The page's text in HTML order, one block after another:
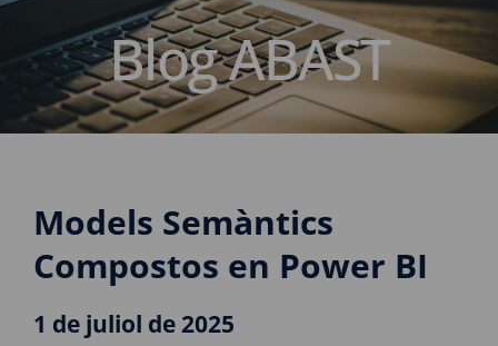
Blog ABAST
Models Semàntics
Compostos en Power BI
1 de juliol de 2025